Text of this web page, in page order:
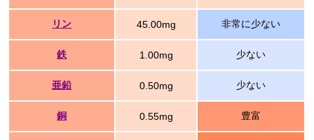
リン 45.00mg 非常に少ない
鉄 1.00mg 少ない
亜鉛 0.50mg 少ない
銅 0.55mg 豊富